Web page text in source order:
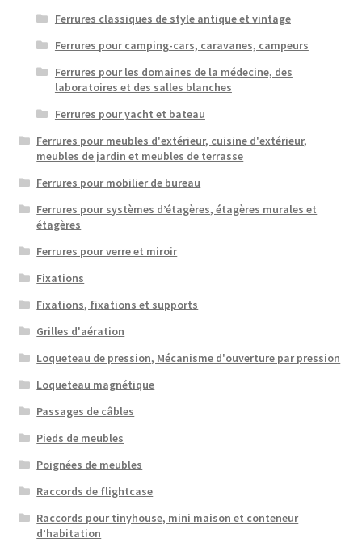
Ferrures classiques de style antique et vintage
Ferrures pour camping-cars, caravanes, campeurs
Ferrures pour les domaines de la médecine, des
laboratoires et des salles blanches
Ferrures pour yacht et bateau
Ferrures pour meubles d'extérieur, cuisine d'extérieur,
meubles de jardin et meubles de terrasse
Ferrures pour mobilier de bureau
Ferrures pour systèmes d’étagères, étagères murales et
étagères
Ferrures pour verre et miroir
Fixations
Fixations, fixations et supports
Grilles d'aération
Loqueteau de pression, Mécanisme d'ouverture par pression
Loqueteau magnétique
Passages de câbles
Pieds de meubles
Poignées de meubles
Raccords de flightcase
Raccords pour tinyhouse, mini maison et conteneur
d’habitation